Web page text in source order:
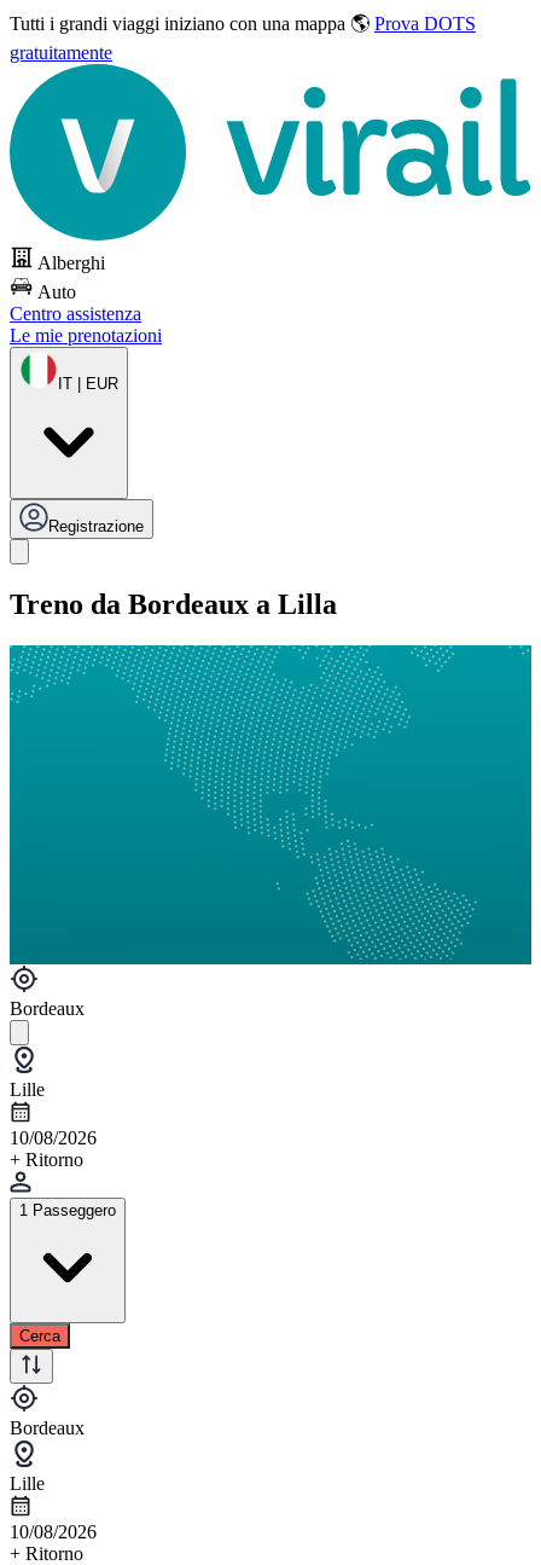
Tutti i grandi viaggi iniziano con una mappa 🌎 Prova DOTS
gratuitamente
Alberghi
Auto
Centro assistenza
Le mie prenotazioni
IT | EUR
Registrazione
Treno da Bordeaux a Lilla
Bordeaux
Lille
10/08/2026
+ Ritorno
1 Passeggero
Cerca
Bordeaux
Lille
10/08/2026
+ Ritorno